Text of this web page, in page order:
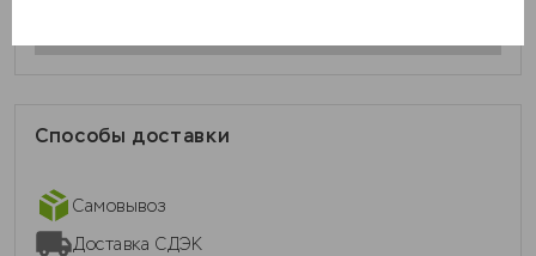
Способы доставки
Самовывоз
Доставка СДЭК